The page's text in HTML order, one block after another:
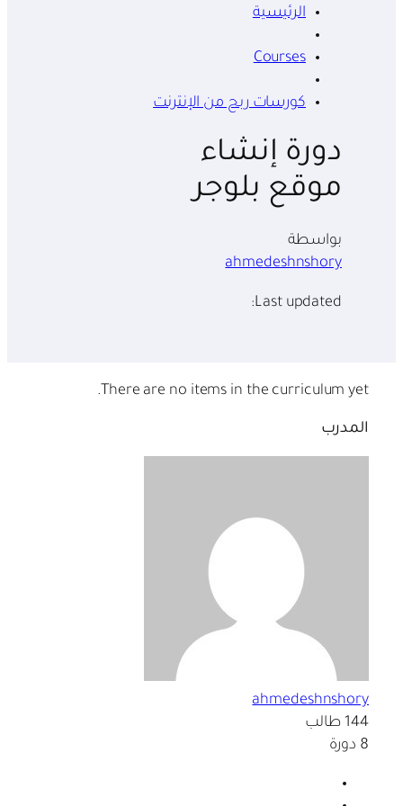
الرئيسية
Courses
كورسات ربح من الإنترنت
دورة إنشاء
موقع بلوجر
بواسطة
ahmedeshnshory
Last updated:
There are no items in the curriculum yet.
المدرب
ahmedeshnshory
144 طالب
8 دورة